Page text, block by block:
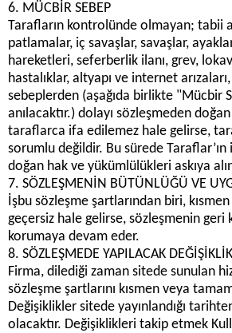
6. MÜCBİR SEBEP
Tarafların kontrolünde olmayan; tabii
patlamalar, iç savaşlar, savaşlar,
hareketleri, seferberlik ilanı, grev,
hastalıklar, altyapı ve internet
sebeplerden (aşağıda birlikte "Mücbir
anılacaktır.) dolayı sözleşmeden
taraflarca ifa edilemez hale gelirse,
sorumlu değildir. Bu sürede Taraflar’ın
doğan hak ve yükümlülükleri askıya
7. SÖZLEŞMENİN BÜTÜNLÜĞÜ VE
İşbu sözleşme şartlarından biri,
geçersiz hale gelirse, sözleşmenin geri
korumaya devam eder.
8. SÖZLEŞMEDE YAPILACAK
Firma, dilediği zaman sitede sunulan
sözleşme şartlarını kısmen veya
Değişiklikler sitede yayınlandığı
olacaktır. Değişiklikleri takip etmek